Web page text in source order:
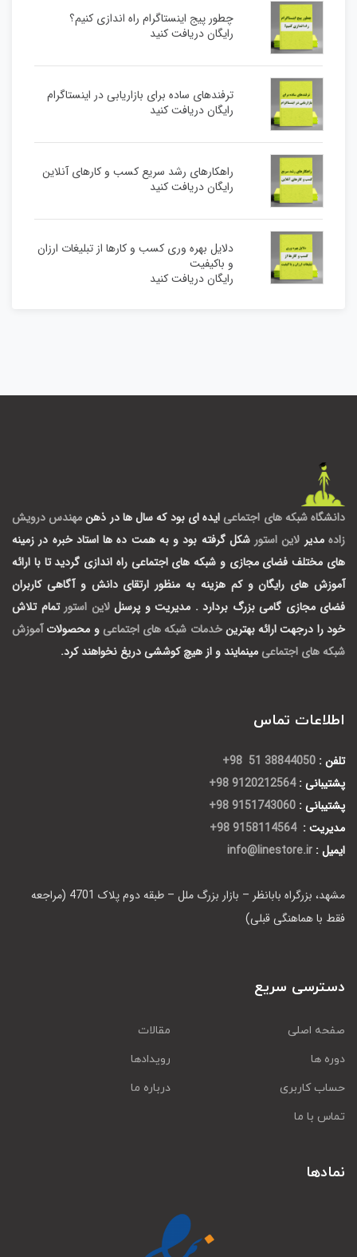
چطور پیج اینستاگرام راه اندازی کنیم؟
رایگان دریافت کنید
ترفندهای ساده برای بازاریابی در اینستاگرام
رایگان دریافت کنید
راهکارهای رشد سریع کسب و کارهای آنلاین
رایگان دریافت کنید
دلایل بهره وری کسب و کارها از تبلیغات ارزان
و باکیفیت
رایگان دریافت کنید
دانشگاه شبکه های اجتماعی ایده ای بود که سال ها در ذهنمهندس درویش
زاده مدیر لاین استور شکل گرفته بود و به همت ده ها استاد خبره در زمینه
های مختلف فضای مجازی و شبکه های اجتماعی راه اندازی گردید تا با ارائه
آموزش های رایگان و کم هزینه به منظور ارتقای دانش و آگاهی کاربران
فضای مجازی گامی بزرگ بردارد . مدیریت و پرسنللاین استور تمام تلاش
خود را درجهت ارائه بهترینخدمات شبکه های اجتماعی و محصولات آموزش
شبکه های اجتماعی مینمایند و از هیچ کوششی دریغ نخواهند کرد.
اطلاعات تماس
تلفن : 38844050 51 98+
پشتیبانی : 9120212564 98+
پشتیبانی : 9151743060 98+
مدیریت : 9158114564 98+
ایمیل : info@linestore.ir
مشهد، بزرگراه بابانظر – بازار بزرگ ملل – طبقه دوم پلاک 4701 (مراجعه
فقط با هماهنگی قبلی)
دسترسی سریع
صفحه اصلی
مقالات
دوره ها
رویدادها
حساب کاربری
درباره ما
تماس با ما
نمادها